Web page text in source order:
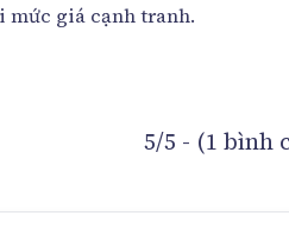
mức giá cạnh tranh.
5/5 - (1 bình